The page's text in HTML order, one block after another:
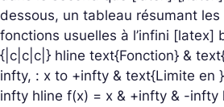
dessous, un tableau résumant
fonctions usuelles à l’infini [latex]
{|c|c|c|} hline text{Fonction} &
infty, : x to +infty & text{Limite en
infty hline f(x) = x & +infty & -infty